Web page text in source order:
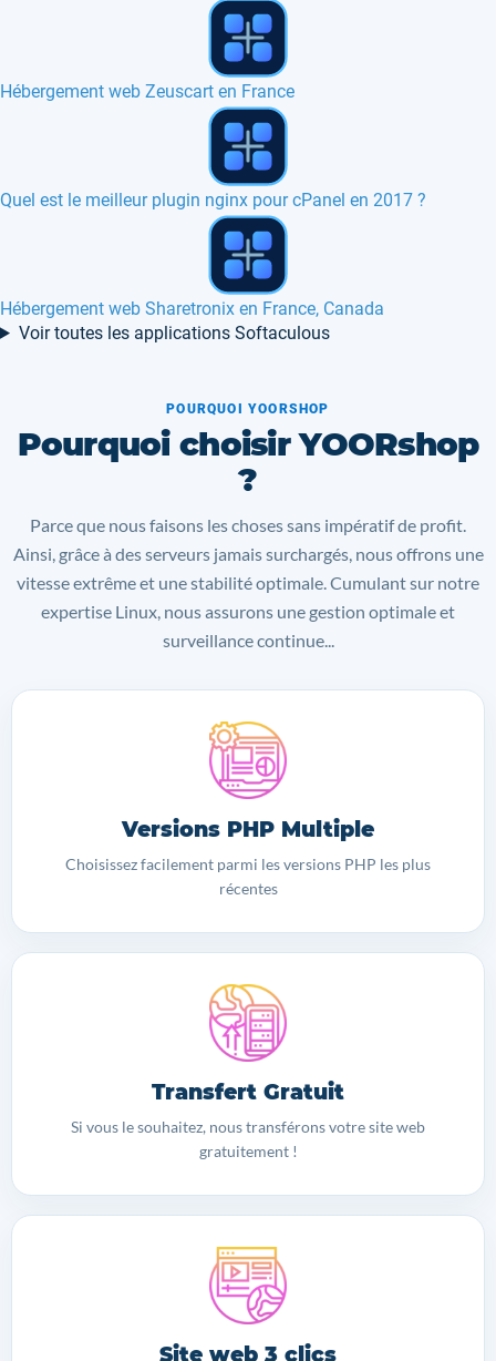
Hébergement web CubeCart en Europe, Canada
Hébergement web phpCOIN en France, Belgique, Europe
Hébergement web WEBinsta Maillist en France
Voir toutes les applications Softaculous
POURQUOI YOORSHOP
Pourquoi choisir YOORshop
?
Parce que nous faisons les choses sans impératif de profit.
Ainsi, grâce à des serveurs jamais surchargés, nous offrons une
vitesse extrême et une stabilité optimale. Cumulant sur notre
expertise Linux, nous assurons une gestion optimale et
surveillance continue...
Versions PHP Multiple
Choisissez facilement parmi les versions PHP les plus
récentes
Transfert Gratuit
Si vous le souhaitez, nous transférons votre site web
gratuitement !
Site web 3 clics